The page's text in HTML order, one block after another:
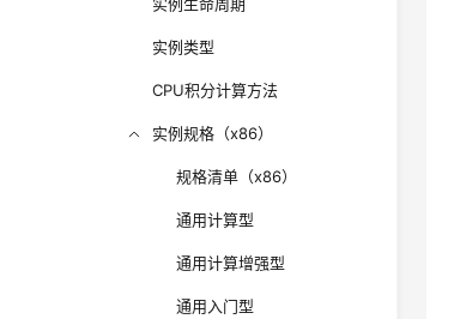
实例类型
CPU积分计算方法
实例规格（x86）
规格清单（x86）
通用计算型
通用计算增强型
通用入门型